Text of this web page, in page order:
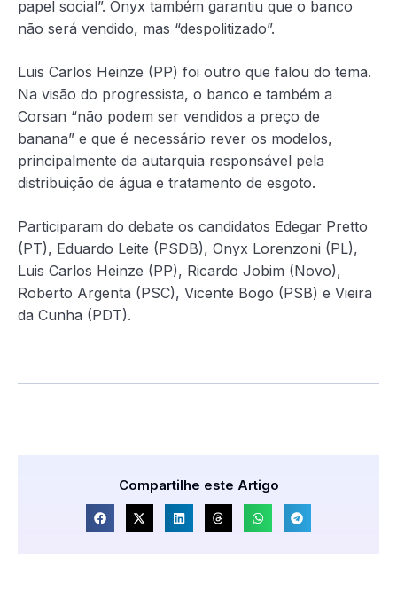
papel social”. Onyx também garantiu que o banco
não será vendido, mas “despolitizado”.
Luis Carlos Heinze (PP) foi outro que falou do tema.
Na visão do progressista, o banco e também a
Corsan “não podem ser vendidos a preço de
banana” e que é necessário rever os modelos,
principalmente da autarquia responsável pela
distribuição de água e tratamento de esgoto.
Participaram do debate os candidatos Edegar Pretto
(PT), Eduardo Leite (PSDB), Onyx Lorenzoni (PL),
Luis Carlos Heinze (PP), Ricardo Jobim (Novo),
Roberto Argenta (PSC), Vicente Bogo (PSB) e Vieira
da Cunha (PDT).
Compartilhe este Artigo